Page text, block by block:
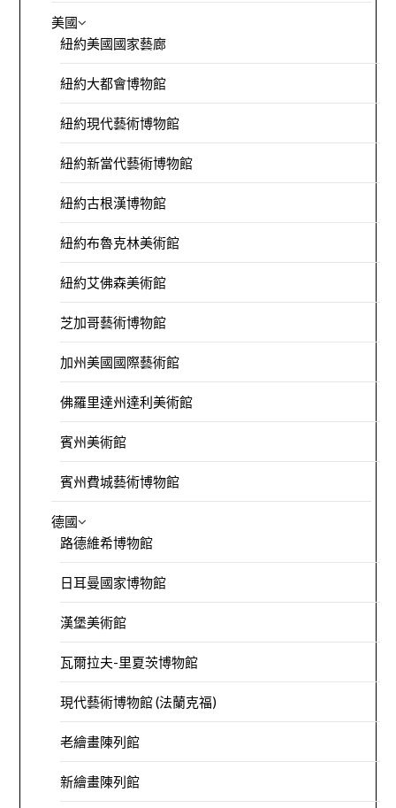
美國
紐約美國國家藝廊
紐約大都會博物館
紐約現代藝術博物館
紐約新當代藝術博物館
紐約古根漢博物館
紐約布魯克林美術館
紐約艾佛森美術館
芝加哥藝術博物館
加州美國國際藝術館
佛羅里達州達利美術館
賓州美術館
賓州費城藝術博物館
德國
路德維希博物館
日耳曼國家博物館
漢堡美術館
瓦爾拉夫-里夏茨博物館
現代藝術博物館 (法蘭克福)
老繪畫陳列館
新繪畫陳列館